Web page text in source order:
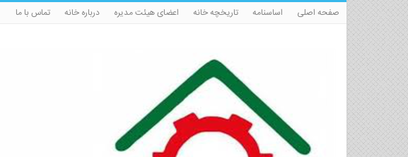
صفحه اصلی اساسنامه تاریخچه خانه اعضای هیئت مدیره درباره خانه تماس با ما